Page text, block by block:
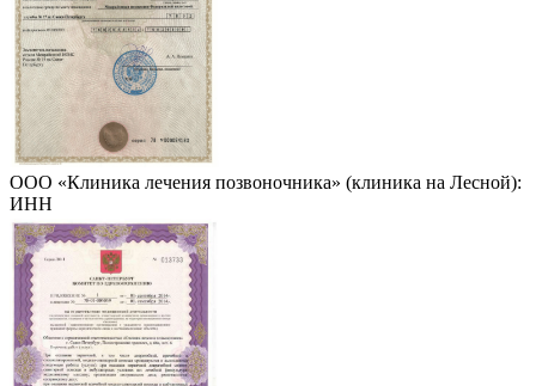
ООО «Клиника лечения позвоночника» (клиника на Лесной):
ИНН